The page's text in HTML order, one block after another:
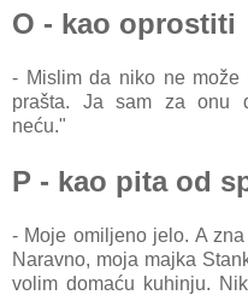
O - kao oprostiti
- Mislim da niko ne
prašta. Ja sam za onu
neću."
P - kao pita od
- Moje omiljeno jelo. A
Naravno, moja majka
volim domaću kuhinju.